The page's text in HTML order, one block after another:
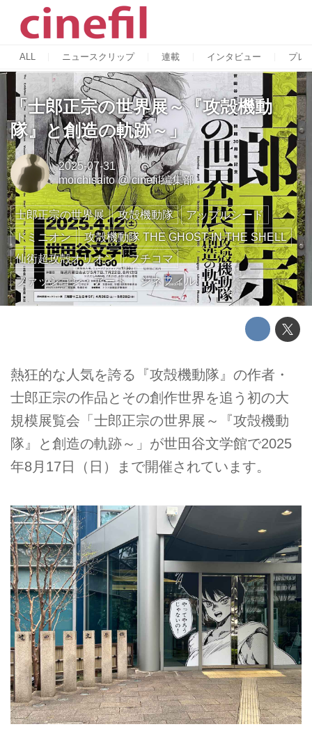
ALL ニュースクリップ 連載 インタビュー プレ
「士郎正宗の世界展～『攻殻機動
隊』と創造の軌跡～」
2025-07-31
moichisaito@cinefil編集部
士郎正宗の世界展 攻殻機動隊
アップルシード
ドミニオン
攻殻機動隊 THE GHOST IN THE SHELL
仙術超攻殻オリオン
フチコマ
ファッション・アート
シネフィル
熱狂的な人気を誇る『攻殻機動隊』の作者・
士郎正宗の作品とその創作世界を追う初の大
規模展覧会「士郎正宗の世界展～『攻殻機動
隊』と創造の軌跡～」が世田谷文学館で2025
年8月17日（日）まで開催されています。